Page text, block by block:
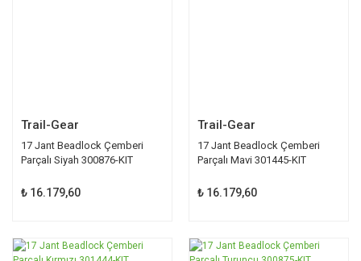
Trail-Gear
17 Jant Beadlock Çemberi
Parçalı Siyah 300876-KIT
₺ 16.179,60
Trail-Gear
17 Jant Beadlock Çemberi
Parçalı Mavi 301445-KIT
₺ 16.179,60